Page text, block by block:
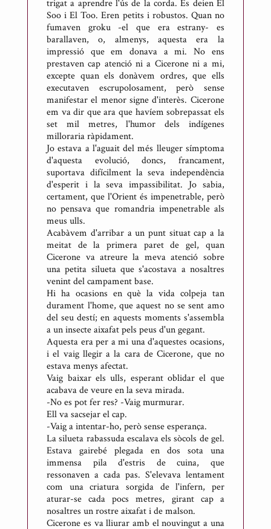
trigat a aprendre l'ús de la corda. Es deien El
Soo i El Too. Eren petits i robustos. Quan no
fumaven groku -el que era estrany- es
barallaven, o, almenys, aquesta era la
impressió que em donava a mi. No ens
prestaven cap atenció ni a Cicerone ni a mi,
excepte quan els donàvem ordres, que ells
executaven escrupolosament, però sense
manifestar el menor signe d'interès. Cicerone
em va dir que ara que havíem sobrepassat els
set mil metres, l'humor dels indígenes
milloraria ràpidament.
Jo estava a l'aguait del més lleuger símptoma
d'aquesta evolució, doncs, francament,
suportava difícilment la seva independència
d'esperit i la seva impassibilitat. Jo sabia,
certament, que l'Orient és impenetrable, però
no pensava que romandria impenetrable als
meus ulls.
Acabàvem d'arribar a un punt situat cap a la
meitat de la primera paret de gel, quan
Cicerone va atreure la meva atenció sobre
una petita silueta que s'acostava a nosaltres
venint del campament base.
Hi ha ocasions en què la vida colpeja tan
durament l'home, que aquest no se sent amo
del seu destí; en aquests moments s'assembla
a un insecte aixafat pels peus d'un gegant.
Aquesta era per a mi una d'aquestes ocasions,
i el vaig llegir a la cara de Cicerone, que no
estava menys afectat.
Vaig baixar els ulls, esperant oblidar el que
acabava de veure en la seva mirada.
-No es pot fer res? -Vaig murmurar.
Ell va sacsejar el cap.
-Vaig a intentar-ho, però sense esperança.
La silueta rabassuda escalava els sòcols de gel.
Estava gairebé plegada en dos sota una
immensa pila d'estris de cuina, que
ressonaven a cada pas. S'elevava lentament
com una criatura sorgida de l'infern, per
aturar-se cada pocs metres, girant cap a
nosaltres un rostre aixafat i de malson.
Cicerone es va lliurar amb el nouvingut a una